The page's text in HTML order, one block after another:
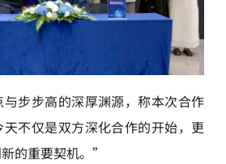
步步高的深厚渊源，称本次合作
不仅是双方深化合作的开始，更
的重要契机。”